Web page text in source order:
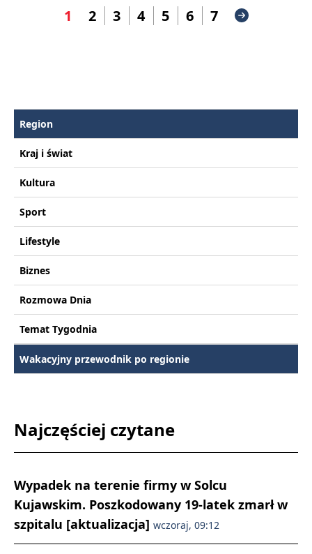
1 2 3 4 5 6 7
Region
Kraj i świat
Kultura
Sport
Lifestyle
Biznes
Rozmowa Dnia
Temat Tygodnia
Wakacyjny przewodnik po regionie
Najczęściej czytane
Wypadek na terenie firmy w Solcu
Kujawskim. Poszkodowany 19-latek zmarł w
szpitalu [aktualizacja] wczoraj, 09:12